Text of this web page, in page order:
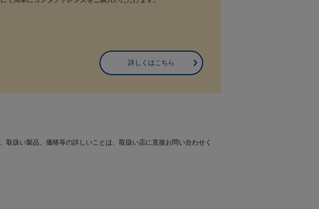
詳しくはこちら
扱い製品、価格等の詳しいことは、取扱い店に直接お問い合わせく